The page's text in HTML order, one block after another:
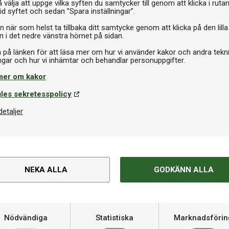
välja att uppge vilka syften du samtycker till genom att klicka i rutan
syftet och sedan ”Spara inställningar”.
när som helst ta tillbaka ditt samtycke genom att klicka på den lilla
i det nedre vänstra hörnet på sidan.
på länken för att läsa mer om hur vi använder kakor och andra
om kakor
sekretesspolicy
NEKA ALLA GODKÄNN ALLA
Nödvändiga Statistiska
Brunswicks överlägsna
kvalitet blir Pursuit en
Brunswick-certifierad
gummivallarna ger
till en njutning. De
förstärker bordets
högsta kvalitet som
Den belgisktillverkade
vilket gör att den inte
spelupplevelse och
Spelyta
Spelskivans tjocklek